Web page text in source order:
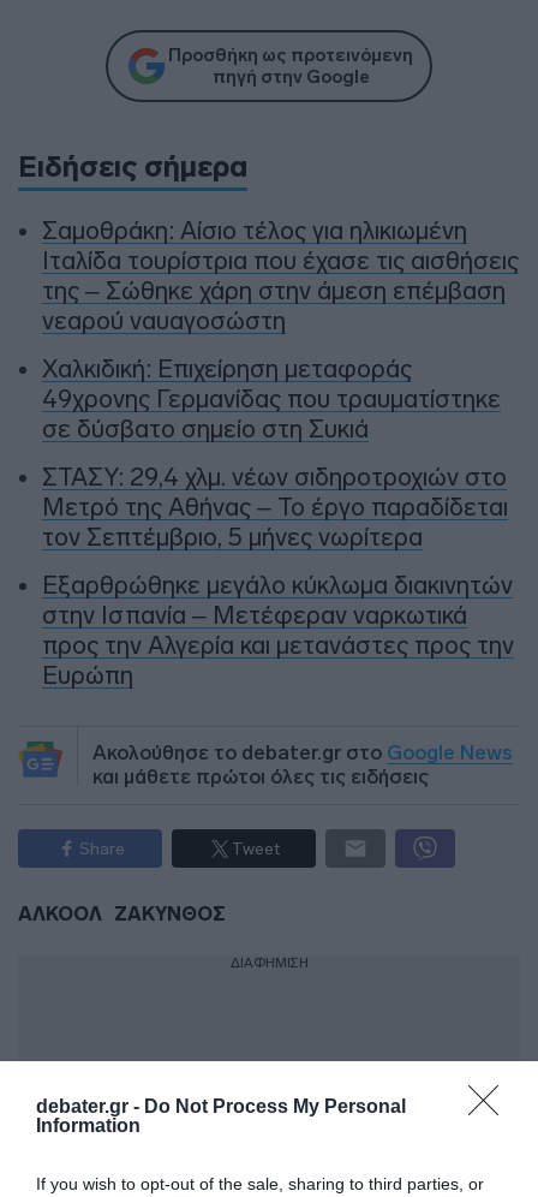
debater.gr - Do Not Process My Personal
Information
If you wish to opt-out of the sale, sharing to third parties, or
Προσθήκη ως προτεινόμενη
πηγή στην Google
Ειδήσεις σήμερα
Σαμοθράκη: Αίσιο τέλος για ηλικιωμένη
Ιταλίδα τουρίστρια που έχασε τις αισθήσεις
της – Σώθηκε χάρη στην άμεση επέμβαση
νεαρού ναυαγοσώστη
Χαλκιδική: Επιχείρηση μεταφοράς
49χρονης Γερμανίδας που τραυματίστηκε
σε δύσβατο σημείο στη Συκιά
ΣΤΑΣΥ: 29,4 χλμ. νέων σιδηροτροχιών στο
Μετρό της Αθήνας – Το έργο παραδίδεται
τον Σεπτέμβριο, 5 μήνες νωρίτερα
Εξαρθρώθηκε μεγάλο κύκλωμα διακινητών
στην Ισπανία – Μετέφεραν ναρκωτικά
προς την Αλγερία και μετανάστες προς την
Ευρώπη
Ακολούθησε το debater.gr στο Google News
και μάθετε πρώτοι όλες τις ειδήσεις
Share Tweet
ΑΛΚΟΟΛ ΖΑΚΥΝΘΟΣ
ΔΙΑΦΗΜΙΣΗ